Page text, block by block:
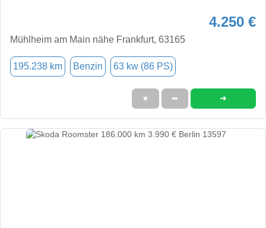
4.250 €
Mühlheim am Main nähe Frankfurt, 63165
195.238 km Benzin 63 kw (86 PS)
★ ➦ ➜